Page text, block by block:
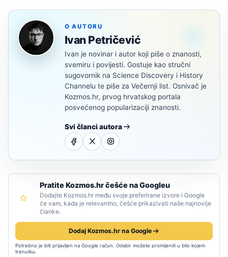
O AUTORU
Ivan Petričević
Ivan je novinar i autor koji piše o znanosti,
svemiru i povijesti. Gostuje kao stručni
sugovornik na Science Discovery i History
Channelu te piše za Večernji list. Osnivač je
Kozmos.hr, prvog hrvatskog portala
posvećenog popularizaciji znanosti.
Svi članci autora
Pratite Kozmos.hr češće na Googleu
Dodajte Kozmos.hr među svoje preferirane izvore i Google
će vam, kada je relevantno, češće prikazivati naše najnovije
članke.
Dodaj Kozmos.hr na Google
Potrebno je biti prijavljen na Google račun. Odabir možete promijeniti u bilo kojem
trenutku.